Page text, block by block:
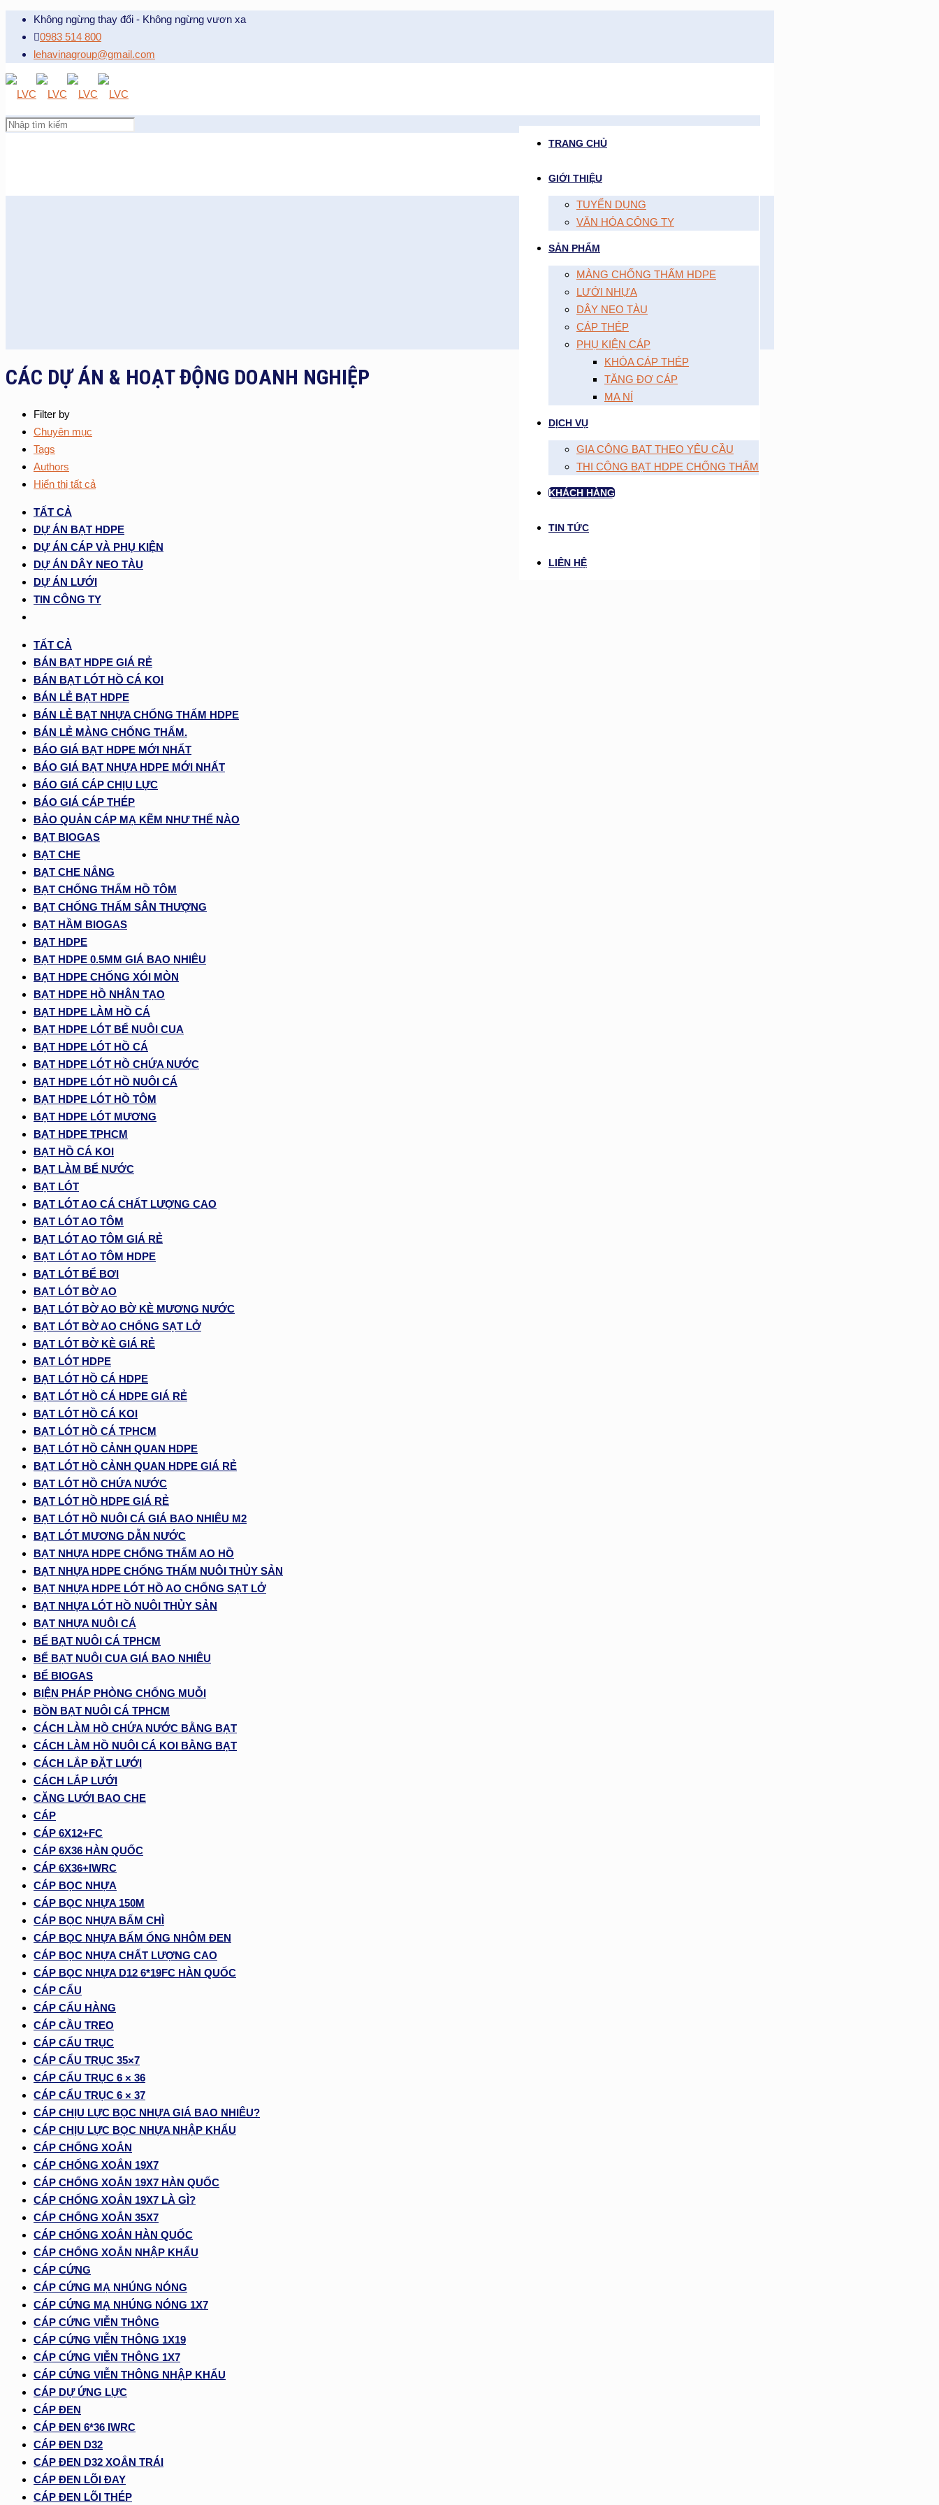
Không ngừng thay đổi - Không ngừng vươn xa
0983 514 800
lehavinagroup@gmail.com
TRANG CHỦ
GIỚI THIỆU
TUYỂN DỤNG
VĂN HÓA CÔNG TY
SẢN PHẨM
MÀNG CHỐNG THẤM HDPE
LƯỚI NHỰA
DÂY NEO TÀU
CÁP THÉP
PHỤ KIỆN CÁP
KHÓA CÁP THÉP
TĂNG ĐƠ CÁP
MA NÍ
DỊCH VỤ
GIA CÔNG BẠT THEO YÊU CẦU
THI CÔNG BẠT HDPE CHỐNG THẤM
KHÁCH HÀNG
TIN TỨC
LIÊN HỆ
CÁC DỰ ÁN & HOẠT ĐỘNG DOANH NGHIỆP
Filter by
Chuyên mục
Tags
Authors
Hiển thị tất cả
TẤT CẢ
DỰ ÁN BẠT HDPE
DỰ ÁN CÁP VÀ PHỤ KIỆN
DỰ ÁN DÂY NEO TÀU
DỰ ÁN LƯỚI
TIN CÔNG TY
TẤT CẢ
BÁN BẠT HDPE GIÁ RẺ
BÁN BẠT LÓT HỒ CÁ KOI
BÁN LẺ BẠT HDPE
BÁN LẺ BẠT NHỰA CHỐNG THẤM HDPE
BÁN LẺ MÀNG CHỐNG THẤM.
BÁO GIÁ BẠT HDPE MỚI NHẤT
BÁO GIÁ BẠT NHỰA HDPE MỚI NHẤT
BÁO GIÁ CÁP CHỊU LỰC
BÁO GIÁ CÁP THÉP
BẢO QUẢN CÁP MẠ KẼM NHƯ THẾ NÀO
BẠT BIOGAS
BẠT CHE
BẠT CHE NẮNG
BẠT CHỐNG THẤM HỒ TÔM
BẠT CHỐNG THẤM SÂN THƯỢNG
BẠT HẦM BIOGAS
BẠT HDPE
BẠT HDPE 0.5MM GIÁ BAO NHIÊU
BẠT HDPE CHỐNG XÓI MÒN
BẠT HDPE HỒ NHÂN TẠO
BẠT HDPE LÀM HỒ CÁ
BẠT HDPE LÓT BỂ NUÔI CUA
BẠT HDPE LÓT HỒ CÁ
BẠT HDPE LÓT HỒ CHỨA NƯỚC
BẠT HDPE LÓT HỒ NUÔI CÁ
BẠT HDPE LÓT HỒ TÔM
BẠT HDPE LÓT MƯƠNG
BẠT HDPE TPHCM
BẠT HỒ CÁ KOI
BẠT LÀM BỂ NƯỚC
BẠT LÓT
BẠT LÓT AO CÁ CHẤT LƯỢNG CAO
BẠT LÓT AO TÔM
BẠT LÓT AO TÔM GIÁ RẺ
BẠT LÓT AO TÔM HDPE
BẠT LÓT BỂ BƠI
BẠT LÓT BỜ AO
BẠT LÓT BỜ AO BỜ KÈ MƯƠNG NƯỚC
BẠT LÓT BỜ AO CHỐNG SẠT LỞ
BẠT LÓT BỜ KÈ GIÁ RẺ
BẠT LÓT HDPE
BẠT LÓT HỒ CÁ HDPE
BẠT LÓT HỒ CÁ HDPE GIÁ RẺ
BẠT LÓT HỒ CÁ KOI
BẠT LÓT HỒ CÁ TPHCM
BẠT LÓT HỒ CẢNH QUAN HDPE
BẠT LÓT HỒ CẢNH QUAN HDPE GIÁ RẺ
BẠT LÓT HỒ CHỨA NƯỚC
BẠT LÓT HỒ HDPE GIÁ RẺ
BẠT LÓT HỒ NUÔI CÁ GIÁ BAO NHIÊU M2
BẠT LÓT MƯƠNG DẪN NƯỚC
BẠT NHỰA HDPE CHỐNG THẤM AO HỒ
BẠT NHỰA HDPE CHỐNG THẤM NUÔI THỦY SẢN
BẠT NHỰA HDPE LÓT HỒ AO CHỐNG SẠT LỞ
BẠT NHỰA LÓT HỒ NUÔI THỦY SẢN
BẠT NHỰA NUÔI CÁ
BỂ BẠT NUÔI CÁ TPHCM
BỂ BẠT NUÔI CUA GIÁ BAO NHIÊU
BỂ BIOGAS
BIỆN PHÁP PHÒNG CHỐNG MUỖI
BỒN BẠT NUÔI CÁ TPHCM
CÁCH LÀM HỒ CHỨA NƯỚC BẰNG BẠT
CÁCH LÀM HỒ NUÔI CÁ KOI BẰNG BẠT
CÁCH LẮP ĐẶT LƯỚI
CÁCH LẮP LƯỚI
CĂNG LƯỚI BAO CHE
CÁP
CÁP 6X12+FC
CÁP 6X36 HÀN QUỐC
CÁP 6X36+IWRC
CÁP BỌC NHỰA
CÁP BỌC NHỰA 150M
CÁP BỌC NHỰA BẤM CHÌ
CÁP BỌC NHỰA BẤM ỐNG NHÔM ĐEN
CÁP BỌC NHỰA CHẤT LƯỢNG CAO
CÁP BỌC NHỰA D12 6*19FC HÀN QUỐC
CÁP CẨU
CÁP CẨU HÀNG
CÁP CẦU TREO
CÁP CẨU TRỤC
CÁP CẨU TRỤC 35×7
CÁP CẨU TRỤC 6 × 36
CÁP CẨU TRỤC 6 × 37
CÁP CHỊU LỰC BỌC NHỰA GIÁ BAO NHIÊU?
CÁP CHỊU LỰC BỌC NHỰA NHẬP KHẨU
CÁP CHỐNG XOẮN
CÁP CHỐNG XOẮN 19X7
CÁP CHỐNG XOẮN 19X7 HÀN QUỐC
CÁP CHỐNG XOẮN 19X7 LÀ GÌ?
CÁP CHỐNG XOẮN 35X7
CÁP CHỐNG XOẮN HÀN QUỐC
CÁP CHỐNG XOẮN NHẬP KHẨU
CÁP CỨNG
CÁP CỨNG MẠ NHÚNG NÓNG
CÁP CỨNG MẠ NHÚNG NÓNG 1X7
CÁP CỨNG VIỄN THÔNG
CÁP CỨNG VIỄN THÔNG 1X19
CÁP CỨNG VIỄN THÔNG 1X7
CÁP CỨNG VIỄN THÔNG NHẬP KHẨU
CÁP DỰ ỨNG LỰC
CÁP ĐEN
CÁP ĐEN 6*36 IWRC
CÁP ĐEN D32
CÁP ĐEN D32 XOẮN TRÁI
CÁP ĐEN LÕI ĐAY
CÁP ĐEN LÕI THÉP